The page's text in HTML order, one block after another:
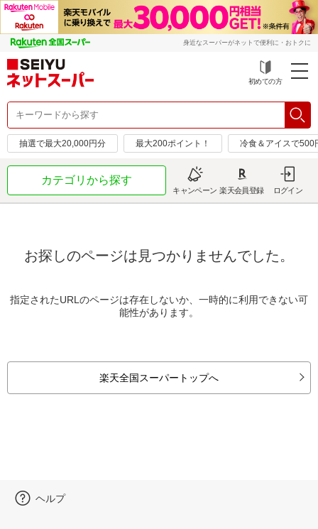
身近なスーパーがネットで便利に・おトクに
初めての方
抽選で最大20,000円分 最大200ポイント！ 冷食＆アイスで500
カテゴリから探す
キャンペーン 楽天会員登録 ログイン
お探しのページは見つかりませんでした。
指定されたURLのページは存在しないか、一時的に利用できない可
能性があります。
楽天全国スーパートップへ
ヘルプ